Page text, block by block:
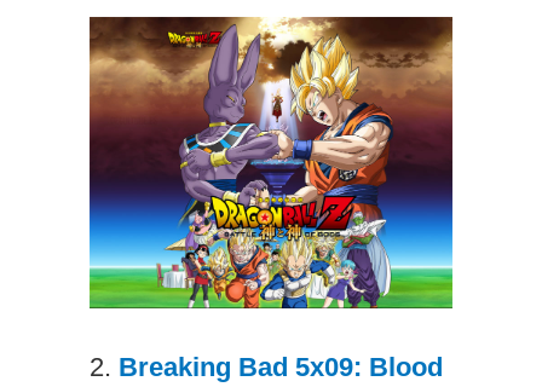
2. Breaking Bad 5x09: Blood